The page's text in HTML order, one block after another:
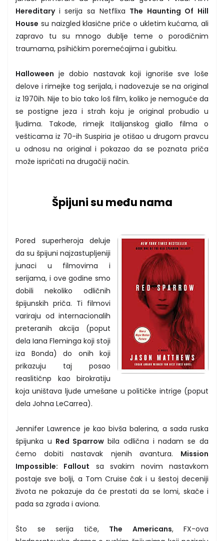
Hereditary i serija sa Netflixa The Haunting Of Hill
House su naizgled klasične priče o ukletim kućama, ali
zapravo tu su mnogo dublje teme o porodičnim
traumama, psihičkim poremećajima i gubitku.
Halloween je dobio nastavak koji ignoriše sve loše
delove i rimejke tog serijala, i nadovezuje se na original
iz 1970ih. Nije to bio tako loš film, koliko je nemoguće da
se postigne jeza i strah koju je original probudio u
ljudima. Takođe, rimejk Italijanskog giallo filma o
vešticama iz 70-ih Suspiria je otišao u drugom pravcu
u odnosu na original i pokazao da se poznata priča
može ispričati na drugačiji način.
Špijuni su među nama
Pored superheroja deluje
da su špijuni najzastupljeniji
junaci u filmovima i
serijama, i ove godine smo
dobili nekoliko odličnih
špijunskih priča. Ti filmovi
variraju od internacionalih
preteranih akcija (poput
dela Iana Fleminga koji stoji
iza Bonda) do onih koji
prikazuju taj posao
reaslitičnp kao birokratiju
koja uništava ljude umešane u političke intrige (poput
dela Johna LeCarrea).
Jennifer Lawrence je kao bivša balerina, a sada ruska
špijunka u Red Sparrowbila odlična i nadam se da
ćemo dobiti nastavak njenih avantura. Mission
Impossible: Fallout sa svakim novim nastavkom
postaje sve bolji, a Tom Cruise čak i u šestoj deceniji
života ne pokazuje da će prestati da se lomi, skače i
pada sa zgrada i aviona.
Što se serija tiče, The Americans, FX-ova